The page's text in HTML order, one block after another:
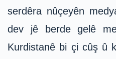
serdêra nûçeyên
dev jê berde gelê
Kurdistanê bi çi cûş û